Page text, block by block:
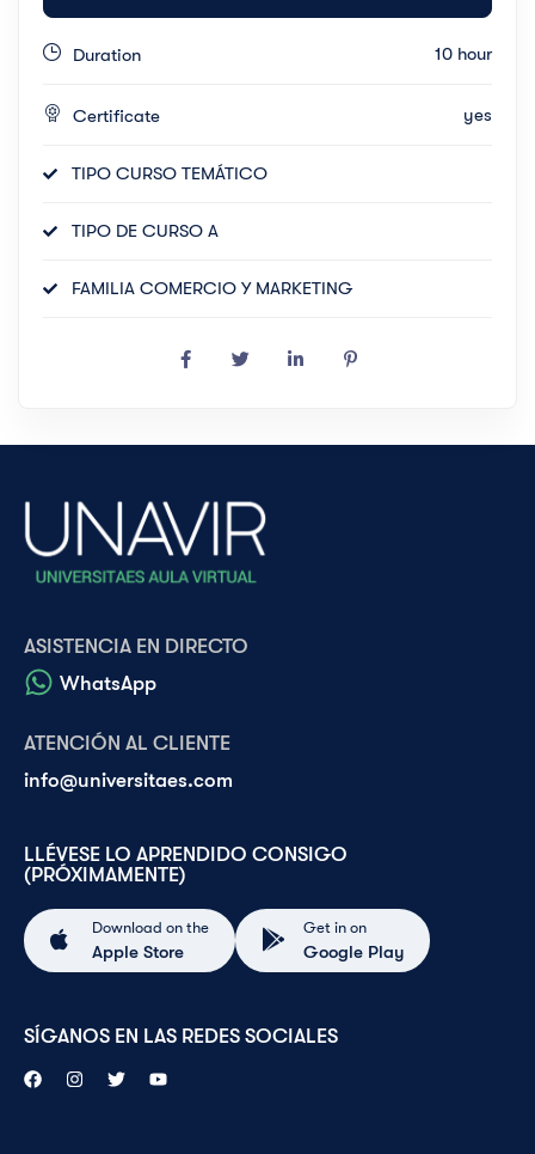
Duration 10 hour
Certificate yes
TIPO CURSO TEMÁTICO
TIPO DE CURSO A
FAMILIA COMERCIO Y MARKETING
ASISTENCIA EN DIRECTO
WhatsApp
ATENCIÓN AL CLIENTE
info@universitaes.com
LLÉVESE LO APRENDIDO CONSIGO
(PRÓXIMAMENTE)
Download on the
Apple Store
Get in on
Google Play
SÍGANOS EN LAS REDES SOCIALES